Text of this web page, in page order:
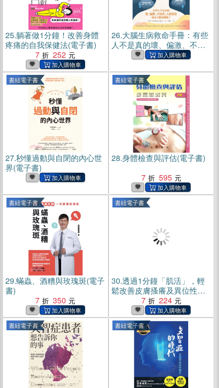
25.躺著做1分鐘！改善身體
疼痛的自我保健法(電子書)
7
252
26.大腦生病救命手冊：有些
人不是真的壞、偏激、不用
功、人格異常，而是大腦出
書紐電子書
27.秒懂過動與自閉的內心世
界(電子書)
書紐電子書
28.身體檢查與評估(電子書)
7
595
書紐電子書
29.蟎蟲、酒糟與玫瑰斑(電子
書)
7
350
書紐電子書
30.透過1分鐘「肌活」，輕
鬆改善皮膚搔癢及異位性皮
膚炎(電子書)
7 224
書紐電子書 書紐電子書